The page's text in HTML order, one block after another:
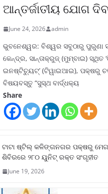
ଆନ୍ତର୍ଜାତୀୟ ଯୋଗ
June 24, 2026 admin
ଭୁବନେଶ୍ୱର: ବିଶ୍ୱର ସବୁଠାରୁ ପୁରୁଣା
କେନ୍ଦ୍ର, ସାନ୍ତାକ୍ରୁଜ୍ (ମୁମ୍ବାଇ) ସ୍ଥିତ
ଇନଷ୍ଟିଚ୍ୟୁଟ୍‌’ (ଟିୱାଇଆଇ), ପକ୍ଷରୁ
ବିଷୟବସ୍ତୁ “ସୁସ୍ଥ ବାର୍ଦ୍ଧକ୍ୟ
Share
ଟାଟା ଷ୍ଟିଲ୍‌ କଳିଙ୍ଗନଗର ପକ୍ଷରୁ
ଶିବିରରେ ୨୮୦ ୟୁନିଟ୍‌ ରକ୍ତ ସଂଗୃହୀତ
June 19, 2026